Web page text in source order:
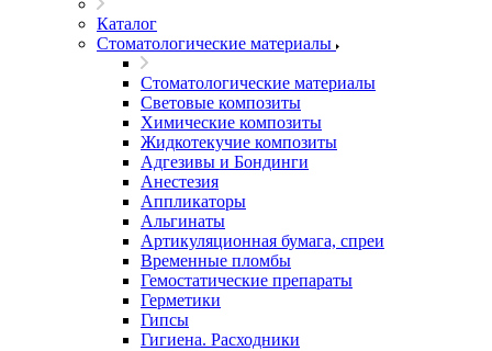
Каталог
Стоматологические материалы
Стоматологические материалы
Световые композиты
Химические композиты
Жидкотекучие композиты
Адгезивы и Бондинги
Анестезия
Аппликаторы
Альгинаты
Артикуляционная бумага, спреи
Временные пломбы
Гемостатические препараты
Герметики
Гипсы
Гигиена. Расходники